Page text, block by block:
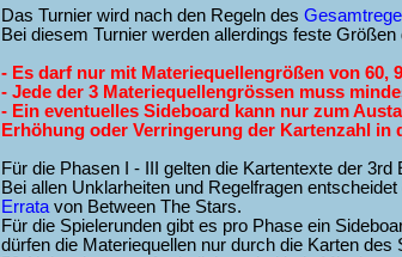
Das Turnier wird nach den Regeln des
Bei diesem Turnier werden allerdings feste Größen
- Es darf nur mit Materiequellengrößen von 60,
- Jede der 3 Materiequellengrössen muss
- Ein eventuelles Sideboard kann nur zum
Erhöhung oder Verringerung der Kartenzahl in
Für die Phasen I - III gelten die Kartentexte der
Bei allen Unklarheiten und Regelfragen
Errata von Between The Stars.
Für die Spielerunden gibt es pro Phase ein
dürfen die Materiequellen nur durch die Karten